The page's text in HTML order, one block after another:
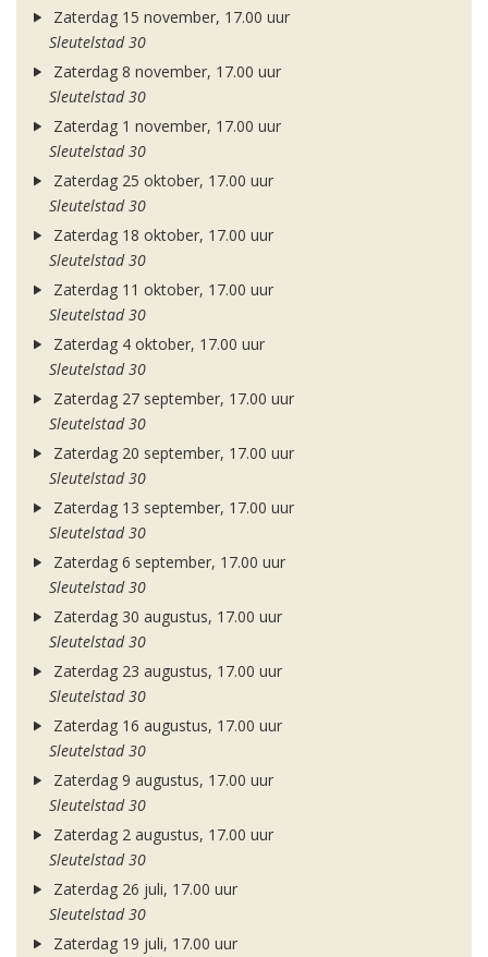
Zaterdag 15 november, 17.00 uur
Sleutelstad 30
Zaterdag 8 november, 17.00 uur
Sleutelstad 30
Zaterdag 1 november, 17.00 uur
Sleutelstad 30
Zaterdag 25 oktober, 17.00 uur
Sleutelstad 30
Zaterdag 18 oktober, 17.00 uur
Sleutelstad 30
Zaterdag 11 oktober, 17.00 uur
Sleutelstad 30
Zaterdag 4 oktober, 17.00 uur
Sleutelstad 30
Zaterdag 27 september, 17.00 uur
Sleutelstad 30
Zaterdag 20 september, 17.00 uur
Sleutelstad 30
Zaterdag 13 september, 17.00 uur
Sleutelstad 30
Zaterdag 6 september, 17.00 uur
Sleutelstad 30
Zaterdag 30 augustus, 17.00 uur
Sleutelstad 30
Zaterdag 23 augustus, 17.00 uur
Sleutelstad 30
Zaterdag 16 augustus, 17.00 uur
Sleutelstad 30
Zaterdag 9 augustus, 17.00 uur
Sleutelstad 30
Zaterdag 2 augustus, 17.00 uur
Sleutelstad 30
Zaterdag 26 juli, 17.00 uur
Sleutelstad 30
Zaterdag 19 juli, 17.00 uur